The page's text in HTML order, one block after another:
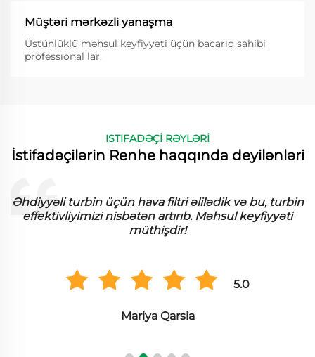
Müştəri mərkəzli yanaşma
Üstünlüklü məhsul keyfiyyəti üçün bacarıq sahibi
professional lar.
ISTIFADƏÇİ RƏYLƏRİ
İstifadəçilərin Renhe haqqında deyilənləri
Əhdiyyəli turbin üçün hava filtri əlilədik və bu, turbin
effektivliyimizi nisbətən artırıb. Məhsul keyfiyyəti
müthişdir!
5.0
Mariya Qarsia